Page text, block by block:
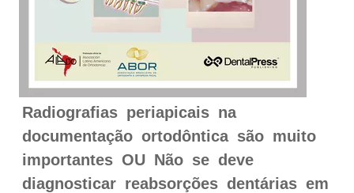
Radiografias periapicais na
documentação ortodôntica são muito
importantes OU Não se deve
diagnosticar reabsorções dentárias em